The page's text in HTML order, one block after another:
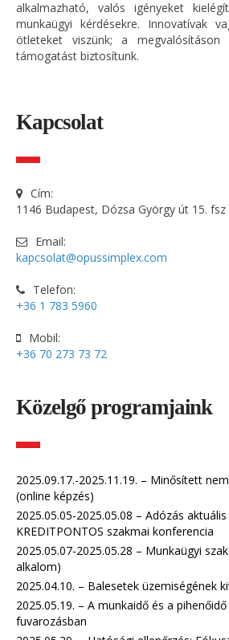
alkalmazható, valós igényeket
munkaügyi kérdésekre. Innovatívak
ötleteket viszünk; a
támogatást biztosítunk.
Kapcsolat
Cím:
1146 Budapest, Dózsa György út 15. fsz
Email:
kapcsolat@opussimplex.com
Telefon:
+36 1 783 5960
Mobil:
+36 70 273 73 72
Közelgő programjaink
2025.09.17.-2025.11.19. – Minősített
(online képzés)
2025.05.05-2025.05.08 – Adózás
KREDITPONTOS szakmai konferencia
2025.05.07-2025.05.28 – Munkaügyi
alkalom)
2025.04.10. – Balesetek üzemiségének
2025.05.19. – A munkaidő és a
fuvarozásban